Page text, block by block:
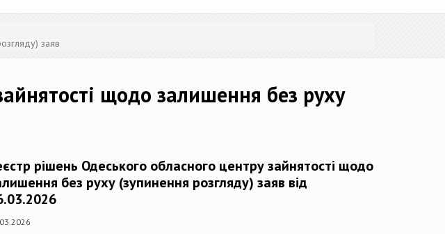
заяв
щодо залишення без руху
рішень Одеського обласного центру зайнятості щодо
без руху (зупинення розгляду) заяв від